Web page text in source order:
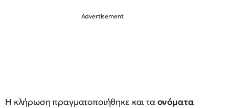
Η κλήρωση πραγματοποιήθηκε και ταονόματα